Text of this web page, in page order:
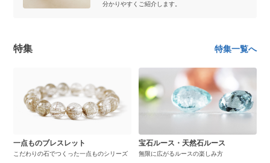
分かりやすくご紹介します。
特集 特集一覧へ
一点ものブレスレット
こだわりの石でつくった一点ものシリーズ
宝石ルース・天然石ルース
無限に広がるルースの楽しみ方